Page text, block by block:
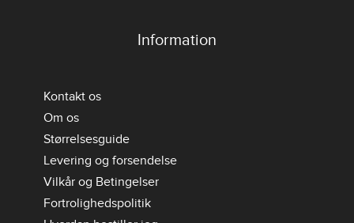
Information
Kontakt os
Om os
Størrelsesguide
Levering og forsendelse
Vilkår og Betingelser
Fortrolighedspolitik